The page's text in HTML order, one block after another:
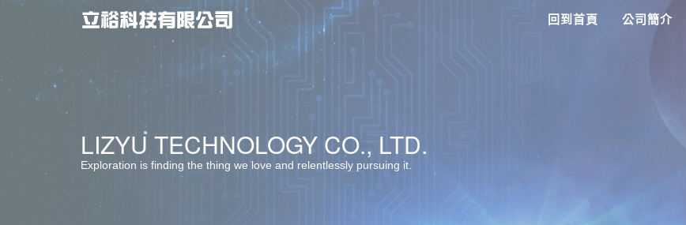
最佳服務 ‧ 最佳選擇
堅持品質 ‧ 卓越創新
LIZYU TECHNOLOGY CO., LTD.
Exploration is finding the thing we love and relentlessly pursuing it.
回到首頁 公司簡介